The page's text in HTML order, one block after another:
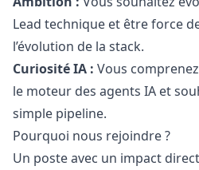
Lead technique et être force
l’évolution de la stack.
Curiosité IA : Vous
le moteur des agents IA et
simple pipeline.
Pourquoi nous rejoindre ?
Un poste avec un impact